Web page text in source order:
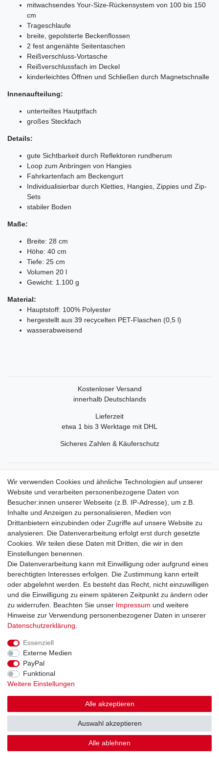
mitwachsendes Your-Size-Rückensystem von 100 bis 150
cm
Trageschlaufe
breite, gepolsterte Beckenflossen
2 fest angenähte Seitentaschen
Reißverschluss-Vortasche
Reißverschlussfach im Deckel
kinderleichtes Öffnen und Schließen durch Magnetschnalle
Innenaufteilung:
unterteiltes Hautptfach
großes Steckfach
Details:
gute Sichtbarkeit durch Reflektoren rundherum
Loop zum Anbringen von Hangies
Fahrkartenfach am Beckengurt
Individualisierbar durch Kletties, Hangies, Zippies und Zip-
Sets
stabiler Boden
Maße:
Breite: 28 cm
Höhe: 40 cm
Tiefe: 25 cm
Volumen 20 l
Gewicht: 1.100 g
Material:
Hauptstoff: 100% Polyester
hergestellt aus 39 recycelten PET-Flaschen (0,5 l)
wasserabweisend
Kostenloser Versand
innerhalb Deutschlands
Lieferzeit
etwa 1 bis 3 Werktage mit DHL
Sicheres Zahlen & Käuferschutz
Rechtliche Informationen
Widerrufsrecht
Widerrufsformular
Datenschutzerklärung
AGB
Impressum
Vertrag widerrufen Kontakt
Zahlungsarten
Kreditkarte
Lastschrift
Apple Pay
Google Pay
Vorkasse
Facebook
Wir verwenden Cookies und ähnliche Technologien auf unserer
Website und verarbeiten personenbezogene Daten von
Besucher:innen unserer Webseite (z.B. IP-Adresse), um z.B.
Inhalte und Anzeigen zu personalisieren, Medien von
Drittanbietern einzubinden oder Zugriffe auf unsere Website zu
analysieren. Die Datenverarbeitung erfolgt erst durch gesetzte
Cookies. Wir teilen diese Daten mit Dritten, die wir in den
Einstellungen benennen.
Die Datenverarbeitung kann mit Einwilligung oder aufgrund eines
berechtigten Interesses erfolgen. Die Zustimmung kann erteilt
oder abgelehnt werden. Es besteht das Recht, nicht einzuwilligen
und die Einwilligung zu einem späteren Zeitpunkt zu ändern oder
zu widerrufen. Beachten Sie unser Impressum und weitere
Hinweise zur Verwendung personenbezogener Daten in unserer
Daten­schutz­erklärung
Essenziell
Externe Medien
PayPal
Funktional
Weitere Einstellungen
Alle akzeptieren
Alle ablehnen
Auswahl akzeptieren